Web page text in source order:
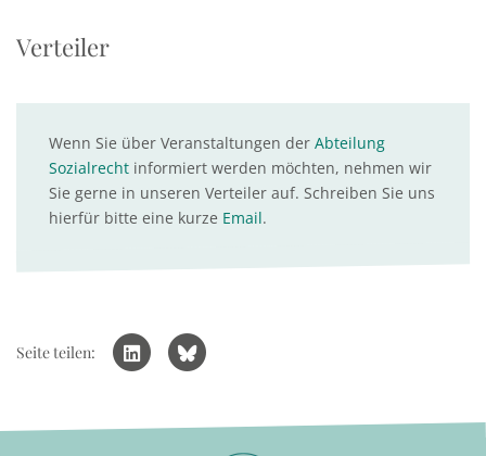
Verteiler
Wenn Sie über Veranstaltungen der Abteilung
Sozialrecht informiert werden möchten, nehmen wir
Sie gerne in unseren Verteiler auf. Schreiben Sie uns
hierfür bitte eine kurze Email.
Seite teilen: